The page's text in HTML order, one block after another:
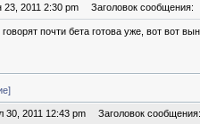
2011 2:30 pm Заголовок сообщения:
почти бета готова уже, вот вот
2011 12:43 pm Заголовок сообщения: